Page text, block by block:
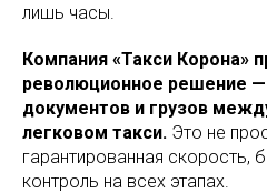
лишь часы.
Компания «Такси Корона»
революционное решение
документов и грузов
легковом такси. Это не
гарантированная скорость,
контроль на всех этапах.